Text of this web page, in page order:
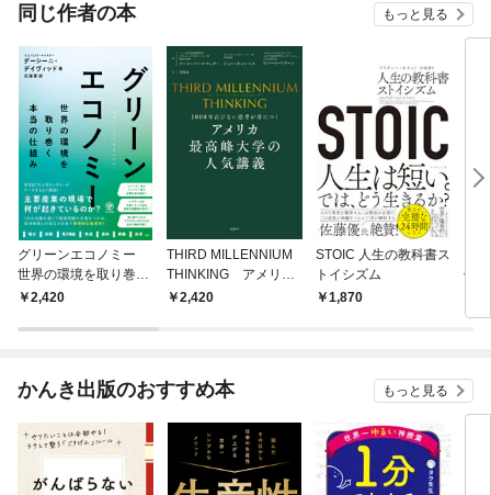
同じ作者の本 もっと見る
グリーンエコノミー
世界の環境を取り巻く
本当の仕組み
2,420
THIRD MILLENNIUM
THINKING アメリカ
最高峰大学の人気講
2,420
STOIC 人生の教科書ス
トイシズム
1,870
値
ド
かんき出版のおすすめ本 もっと見る